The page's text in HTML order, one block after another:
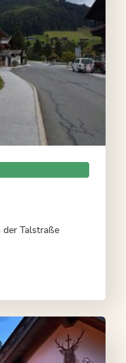
der Talstraße